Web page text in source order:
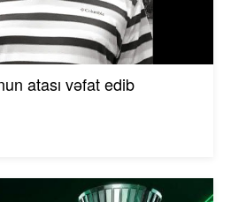
atası vəfat edib